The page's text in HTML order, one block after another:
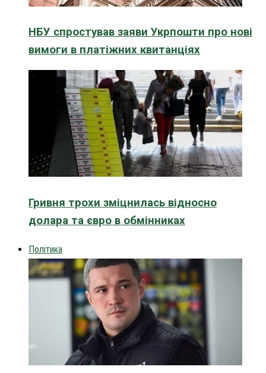
НБУ спростував заяви Укрпошти про нові
вимоги в платіжних квитанціях
Гривня трохи зміцнилась відносно
долара та євро в обмінниках
Політика